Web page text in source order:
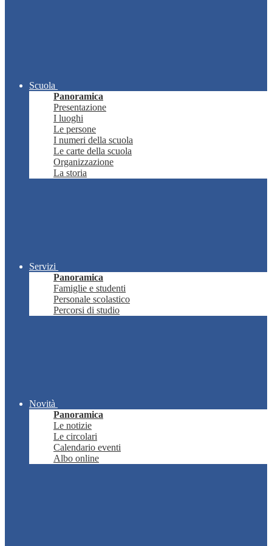
Scuola
Panoramica
Presentazione
I luoghi
Le persone
I numeri della scuola
Le carte della scuola
Organizzazione
La storia
Servizi
Panoramica
Famiglie e studenti
Personale scolastico
Percorsi di studio
Novità
Panoramica
Le notizie
Le circolari
Calendario eventi
Albo online